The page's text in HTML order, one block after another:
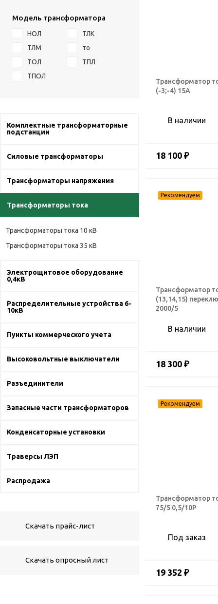
Модель трансформатора
НОЛ
ТЛК
ТЛМ
то
ТОЛ
ТПЛ
ТПОЛ
Комплектные трансформаторные
подстанции
Силовые трансформаторы
Трансформаторы напряжения
Трансформаторы тока
Трансформаторы тока 10 кВ
Трансформаторы тока 35 кВ
Электрощитовое оборудование
0,4кВ
Распределительные устройства 6-
10кВ
Пункты коммерческого учета
Высоковольтные выключатели
Разъединители
Запасные части трансформаторов
Конденсаторные установки
Траверсы ЛЭП
Распродажа
Скачать прайс-лист
Скачать опросный лист
Трансформатор
(-3;-4) 15А
В наличии
18 100 ₽
Трансформатор
(13,14,15)
2000/5
В наличии
18 300 ₽
Трансформатор
75/5 0,5/10Р
Под заказ
19 352 ₽